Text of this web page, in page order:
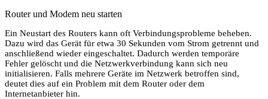
Router und Modem neu starten
Ein Neustart des Routers kann oft Verbindungsprobleme beheben.
Dazu wird das Gerät für etwa 30 Sekunden vom Strom getrennt und
anschließend wieder eingeschaltet. Dadurch werden temporäre
Fehler gelöscht und die Netzwerkverbindung kann sich neu
initialisieren. Falls mehrere Geräte im Netzwerk betroffen sind,
deutet dies auf ein Problem mit dem Router oder dem
Internetanbieter hin.